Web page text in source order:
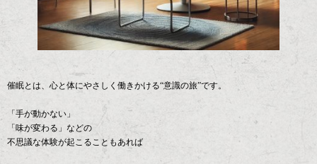
催眠とは、心と体にやさしく働きかける“意識の旅”です。
「手が動かない」
「味が変わる」などの
不思議な体験が起こることもあれば